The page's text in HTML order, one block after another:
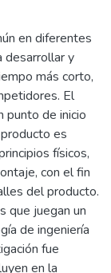
en diferentes
desarrollar y
más corto,
El
punto de inicio
es
físicos,
con el fin
del producto.
que juegan un
de ingeniería
fue
en la